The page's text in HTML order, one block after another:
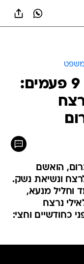
ארב עם אקדח, וירה 9 פעמים:
ברצח
הואשם
ונשיאת נשק.
וחליל מנעא,
נרצח
כחודשיים וחצי: